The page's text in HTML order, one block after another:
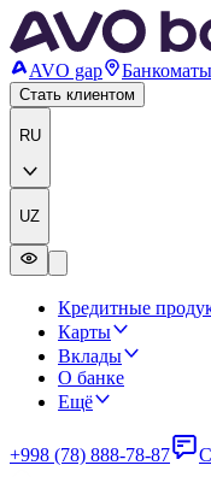
AVO gap Банкоматы
Стать клиентом
RU
UZ
Кредитные
Карты
Вклады
О банке
Ещё
+998 (78) 888-78-87